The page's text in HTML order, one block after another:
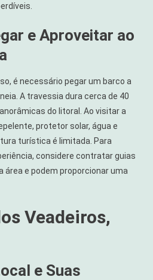
e Aproveitar ao
é necessário pegar um barco a
A travessia dura cerca de 40
do litoral. Ao visitar a
protetor solar, água e
turística é limitada. Para
considere contratar guias
área e podem proporcionar uma
Veadeiros,
e Suas